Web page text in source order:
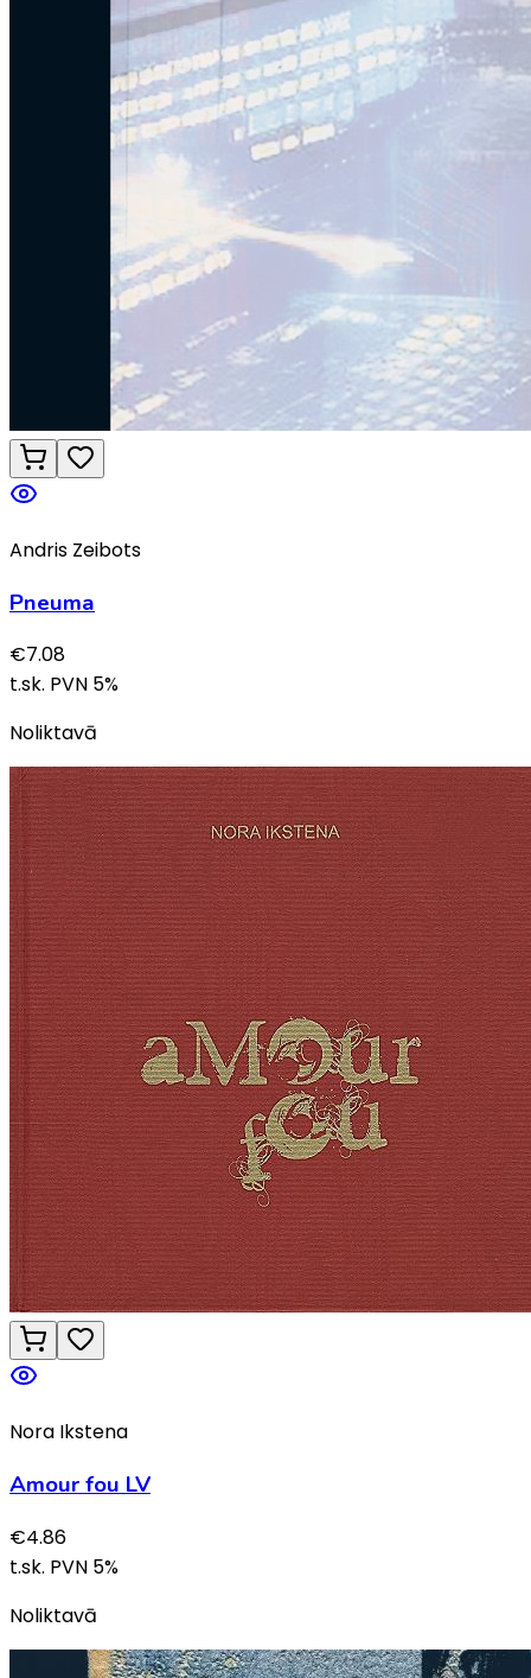
Andris Zeibots
Pneuma
€7.08
t.sk. PVN 5%
Noliktavā
Nora Ikstena
Amour fou LV
€4.86
t.sk. PVN 5%
Noliktavā